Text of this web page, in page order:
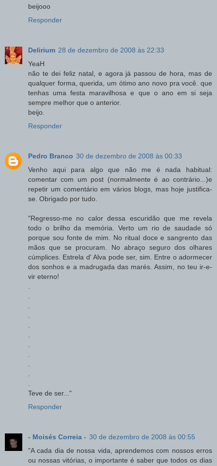
beijooo
Responder
Delirium 28 de dezembro de 2008 às 22:33
YeaH
não te dei feliz natal, e agora já passou de hora, mas de
qualquer forma, querida, um ótimo ano novo pra você. que
tenhas uma festa maravilhosa e que o ano em si seja
sempre melhor que o anterior.
beijo.
Responder
Pedro Branco 30 de dezembro de 2008 às 00:33
Venho aqui para algo que não me é nada habitual:
comentar com um post (normalmente é ao contrário...)e
repetir um comentário em vários blogs, mas hoje justifica-
se. Obrigado por tudo.
"Regresso-me no calor dessa escuridão que me revela
todo o brilho da memória. Verto um rio de saudade só
porque sou fonte de mim. No ritual doce e sangrento das
mãos que se procuram. No abraço seguro dos olhares
cúmplices. Estrela d' Alva pode ser, sim. Entre o adormecer
dos sonhos e a madrugada das marés. Assim, no teu ir-e-
vir eterno!
.
.
.
.
.
.
.
.
.
.
.
Teve de ser..."
Responder
- Moisés Correia - 30 de dezembro de 2008 às 00:55
"A cada dia de nossa vida, aprendemos com nossos erros
ou nossas vitórias, o importante é saber que todos os dias